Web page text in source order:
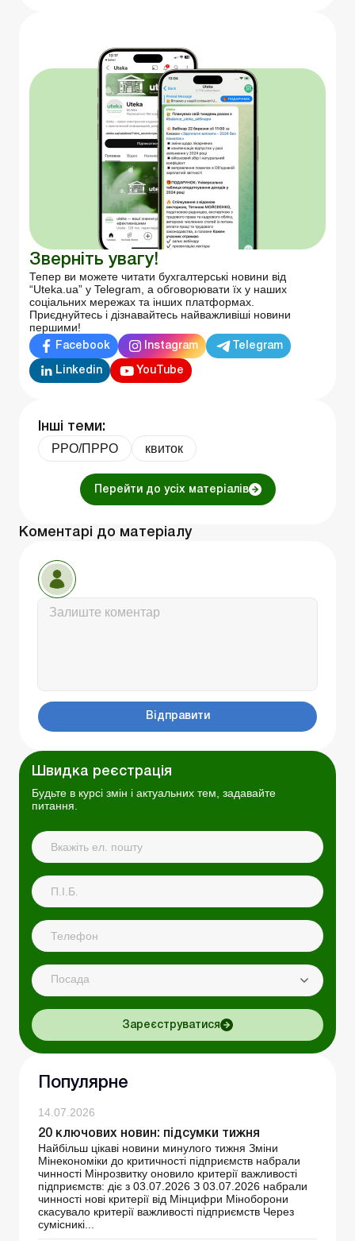
Зверніть увагу!
Тепер ви можете читати бухгалтерські новини від
“Uteka.ua” у Telegram, а обговорювати їх у наших
соціальних мережах та інших платформах.
Приєднуйтесь і дізнавайтесь найважливіші новини
першими!
Facebook Instagram Telegram
Linkedin YouTube
Інші теми:
РРО/ПРРО квиток
Перейти до усіх матеріалів
Коментарі до матеріалу
Відправити
Швидка реєстрація
Будьте в курсі змін і актуальних тем, задавайте
питання.
Посада
Зареєструватися
Популярне
14.07.2026
20 ключових новин: підсумки тижня
Найбільш цікаві новини минулого тижня Зміни
Мінекономіки до критичності підприємств набрали
чинності Мінрозвитку оновило критерії важливості
підприємств: діє з 03.07.2026 З 03.07.2026 набрали
чинності нові критерії від Мінцифри Міноборони
скасувало критерії важливості підприємств Через
сумісникі...